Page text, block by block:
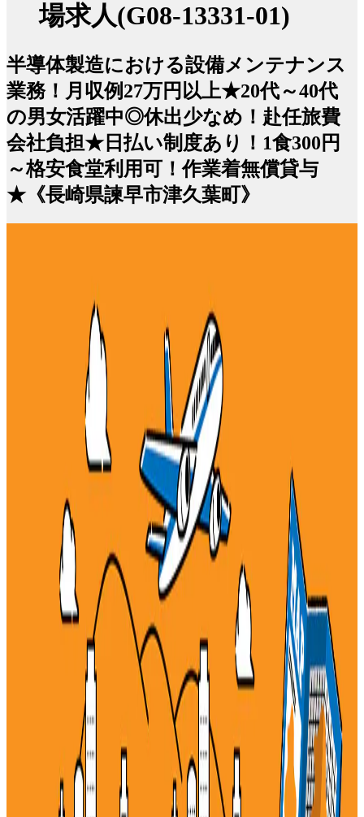
場求人(G08-13331-01)
半導体製造における設備メンテナンス
業務！月収例27万円以上★20代～40代
の男女活躍中◎休出少なめ！赴任旅費
会社負担★日払い制度あり！1食300円
～格安食堂利用可！作業着無償貸与
★《長崎県諫早市津久葉町》